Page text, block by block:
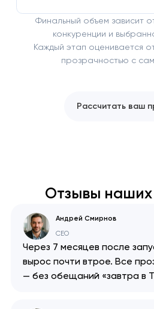
Финальный объем зависит
конкуренции и
Каждый этап оценивается
прозрачностью с
Рассчитать ваш
Отзывы наших
Андрей Смирнов
CEO
Через 7 месяцев после
вырос почти втрое. Все
— без обещаний «завтра в